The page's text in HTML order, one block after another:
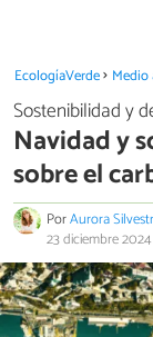
EcologíaVerde
Sostenibilidad y
Navidad y
sobre el
PorAurora
23 diciembre 2024